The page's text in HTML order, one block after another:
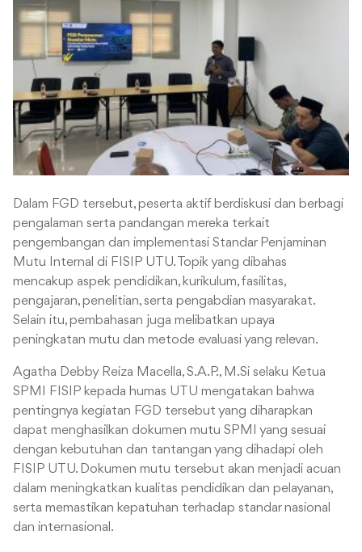
Dalam FGD tersebut, peserta aktif berdiskusi dan berbagi
pengalaman serta pandangan mereka terkait
pengembangan dan implementasi Standar Penjaminan
Mutu Internal di FISIP UTU. Topik yang dibahas
mencakup aspek pendidikan, kurikulum, fasilitas,
pengajaran, penelitian, serta pengabdian masyarakat.
Selain itu, pembahasan juga melibatkan upaya
peningkatan mutu dan metode evaluasi yang relevan.
Agatha Debby Reiza Macella, S.A.P., M.Si selaku Ketua
SPMI FISIP kepada humas UTU mengatakan bahwa
pentingnya kegiatan FGD tersebut yang diharapkan
dapat menghasilkan dokumen mutu SPMI yang sesuai
dengan kebutuhan dan tantangan yang dihadapi oleh
FISIP UTU. Dokumen mutu tersebut akan menjadi acuan
dalam meningkatkan kualitas pendidikan dan pelayanan,
serta memastikan kepatuhan terhadap standar nasional
dan internasional.